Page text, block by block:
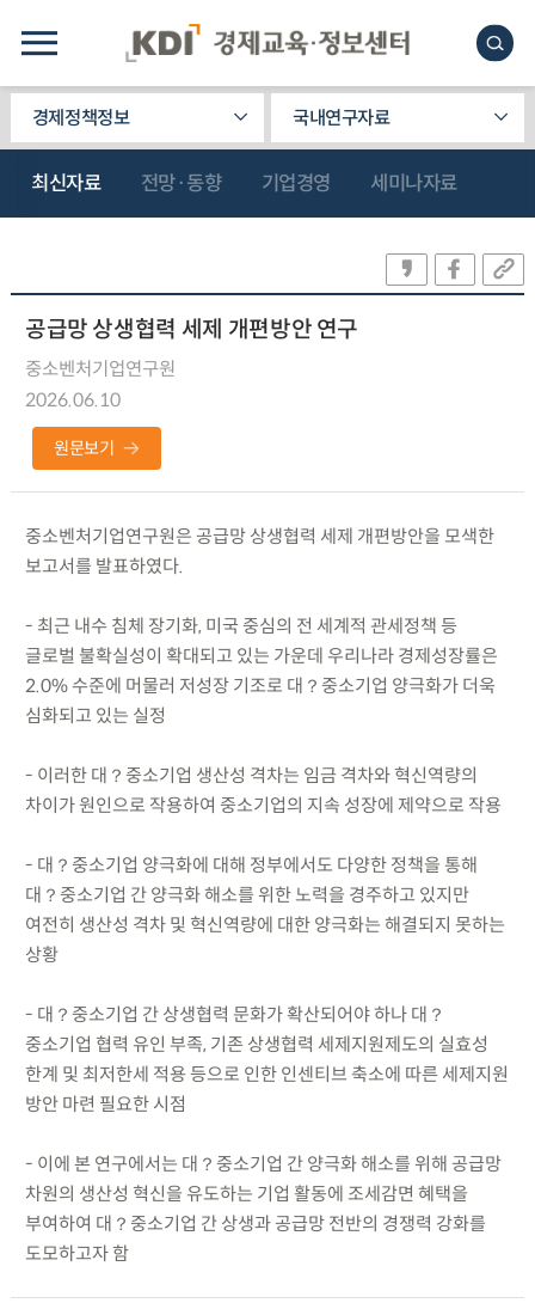
경제정책정보 국내연구자료
최신자료 전망·동향 기업경영 세미나자료
공급망 상생협력 세제 개편방안 연구
중소벤처기업연구원
2026.06.10
원문보기
중소벤처기업연구원은 공급망 상생협력 세제 개편방안을 모색한
보고서를 발표하였다.
- 최근 내수 침체 장기화, 미국 중심의 전 세계적 관세정책 등
글로벌 불확실성이 확대되고 있는 가운데 우리나라 경제성장률은
2.0% 수준에 머물러 저성장 기조로 대？중소기업 양극화가 더욱
심화되고 있는 실정
- 이러한 대？중소기업 생산성 격차는 임금 격차와 혁신역량의
차이가 원인으로 작용하여 중소기업의 지속 성장에 제약으로 작용
- 대？중소기업 양극화에 대해 정부에서도 다양한 정책을 통해
대？중소기업 간 양극화 해소를 위한 노력을 경주하고 있지만
여전히 생산성 격차 및 혁신역량에 대한 양극화는 해결되지 못하는
상황
- 대？중소기업 간 상생협력 문화가 확산되어야 하나 대？
중소기업 협력 유인 부족, 기존 상생협력 세제지원제도의 실효성
한계 및 최저한세 적용 등으로 인한 인센티브 축소에 따른 세제지원
방안 마련 필요한 시점
- 이에 본 연구에서는 대？중소기업 간 양극화 해소를 위해 공급망
차원의 생산성 혁신을 유도하는 기업 활동에 조세감면 혜택을
부여하여 대？중소기업 간 상생과 공급망 전반의 경쟁력 강화를
도모하고자 함